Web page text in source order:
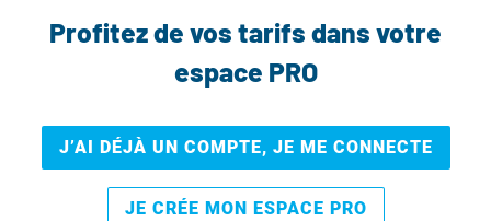
Profitez de vos tarifs dans votre
espace PRO
J’AI DÉJÀ UN COMPTE, JE ME CONNECTE
JE CRÉE MON ESPACE PRO